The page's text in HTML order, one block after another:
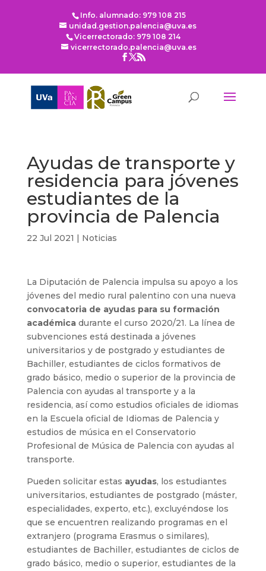
Info. alumnado: 979 108 215
unidad.gestion.palencia@uva.es
Vicerrectorado: 979 108 214
vicerrectorado.palencia@uva.es
Ayudas de transporte y
residencia para jóvenes
estudiantes de la
provincia de Palencia
22 Jul 2021 | Noticias
La Diputación de Palencia impulsa su apoyo a los
jóvenes del medio rural palentino con una nueva
convocatoria de ayudas para su formación
académicadurante el curso 2020/21. La línea de
subvenciones está destinada a jóvenes
universitarios y de postgrado y estudiantes de
Bachiller, estudiantes de ciclos formativos de
grado básico, medio o superior de la provincia de
Palencia con ayudas al transporte y a la
residencia, así como estudios oficiales de idiomas
en la Escuela oficial de Idiomas de Palencia y
estudios de música en el Conservatorio
Profesional de Música de Palencia con ayudas al
transporte.
Pueden solicitar estas ayudas, los estudiantes
universitarios, estudiantes de postgrado (máster,
especialidades, experto, etc.), excluyéndose los
que se encuentren realizando programas en el
extranjero (programa Erasmus o similares),
estudiantes de Bachiller, estudiantes de ciclos de
grado básico, medio o superior, estudiantes de la